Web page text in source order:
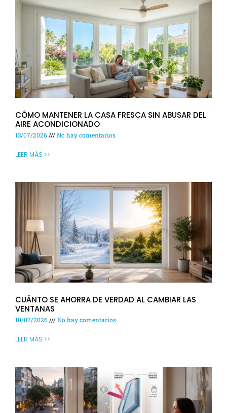
CÓMO MANTENER LA CASA FRESCA SIN ABUSAR DEL
AIRE ACONDICIONADO
13/07/2026 No hay comentarios
LEER MÁS >>
CUÁNTO SE AHORRA DE VERDAD AL CAMBIAR LAS
VENTANAS
10/07/2026 No hay comentarios
LEER MÁS >>